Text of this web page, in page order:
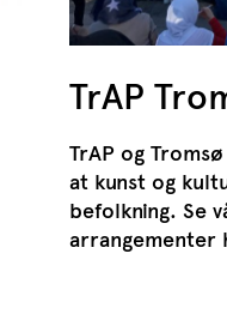
TrAP
TrAP og
at kunst og
befolkning. Se
arrangementer